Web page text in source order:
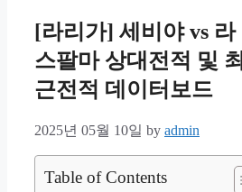
[라리가] 세비야 vs 라
스팔마 상대전적 및 최
근전적 데이터보드
2025년 05월 10일 by admin
Table of Contents